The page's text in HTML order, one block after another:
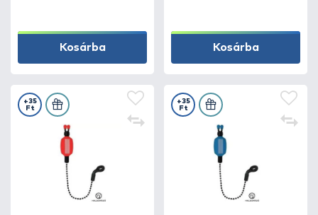
Kosárba Kosárba
+35
Ft
+35
Ft